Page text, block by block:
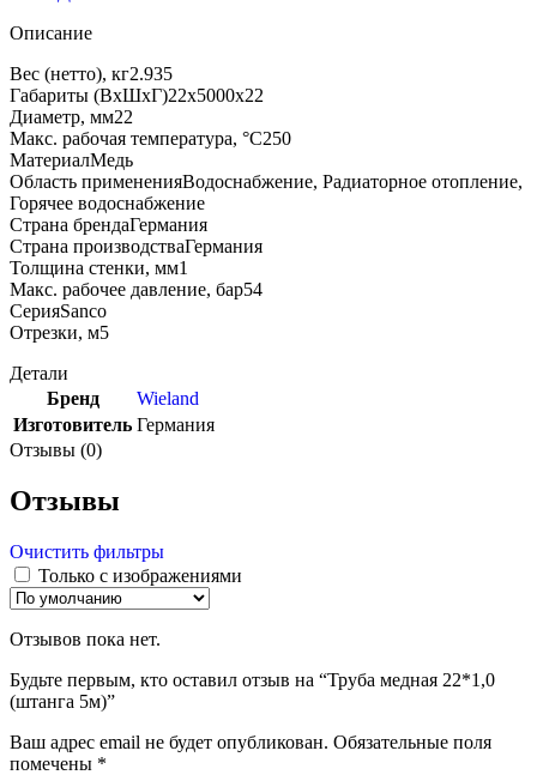
Описание
Вес (нетто), кг2.935
Габариты (ВхШхГ)22х5000х22
Диаметр, мм22
Макс. рабочая температура, °C250
МатериалМедь
Область примененияВодоснабжение, Радиаторное отопление,
Горячее водоснабжение
Страна брендаГермания
Страна производстваГермания
Толщина стенки, мм1
Макс. рабочее давление, бар54
СерияSanco
Отрезки, м5
Детали
Бренд
Wieland
Изготовитель Германия
Отзывы (0)
Отзывы
Очистить фильтры
Только с изображениями
Отзывов пока нет.
Будьте первым, кто оставил отзыв на “Труба медная 22*1,0
(штанга 5м)”
Ваш адрес email не будет опубликован. Обязательные поля
помечены *